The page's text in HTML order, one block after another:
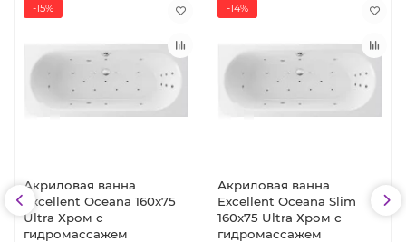
-15%
Акриловая ванна
Excellent Oceana 160x75
Ultra Хром с
гидромассажем
-14%
Акриловая ванна
Excellent Oceana Slim
160x75 Ultra Хром с
гидромассажем